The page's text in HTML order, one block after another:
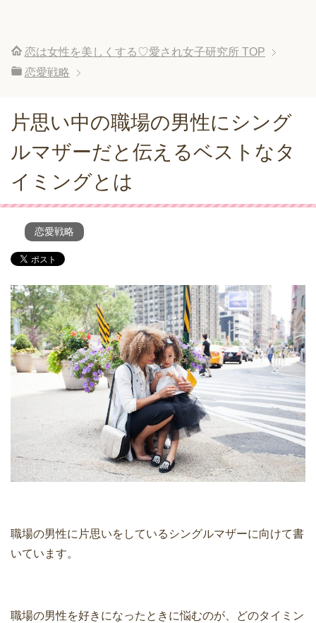
恋は女性を美しくする♡愛され女子研究所 TOP
恋愛戦略
片思い中の職場の男性にシング
ルマザーだと伝えるベストなタ
イミングとは
恋愛戦略
職場の男性に片思いをしているシングルマザーに向けて書
いています。
職場の男性を好きになったときに悩むのが、どのタイミン